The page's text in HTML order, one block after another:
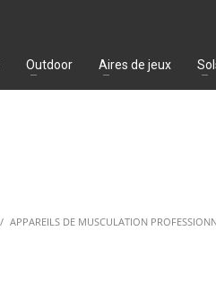
Outdoor Aires de jeux
APPAREILS DE MUSCULATION